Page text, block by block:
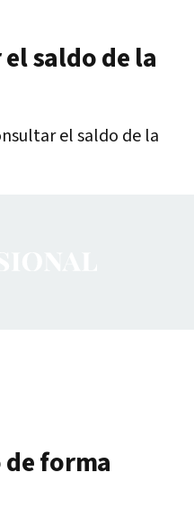
saldo de la
el saldo de la
forma